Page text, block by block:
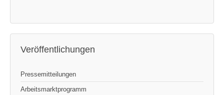
Veröffentlichungen
Pressemitteilungen
Arbeitsmarktprogramm